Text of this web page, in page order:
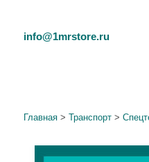
info@1mrstore.ru
Главная> Транспорт>